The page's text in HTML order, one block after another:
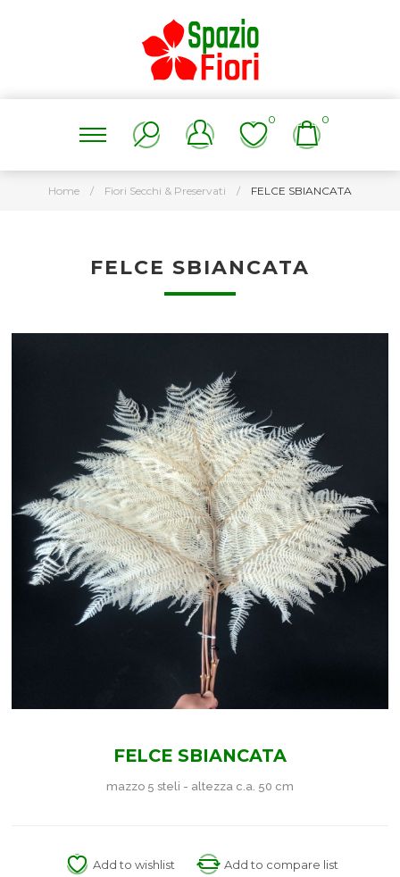
0 0
Home / Fiori Secchi & Preservati / FELCE SBIANCATA
FELCE SBIANCATA
FELCE SBIANCATA
mazzo 5 steli - altezza c.a. 50 cm
Add to wishlist Add to compare list